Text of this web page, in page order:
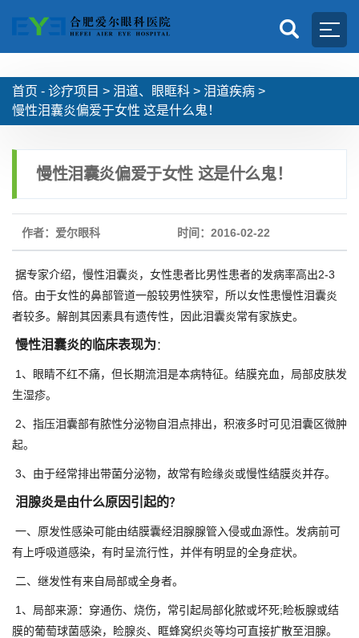
首页 - 诊疗项目 > 泪道、眼眶科 > 泪道疾病 >
慢性泪囊炎偏爱于女性 这是什么鬼！
慢性泪囊炎偏爱于女性 这是什么鬼！
作者：爱尔眼科 时间：2016-02-22
据专家介绍，慢性泪囊炎，女性患者比男性患者的发病率高出2-3
倍。由于女性的鼻部管道一般较男性狭窄，所以女性患慢性泪囊炎
者较多。解剖其因素具有遗传性，因此泪囊炎常有家族史。
慢性泪囊炎的临床表现为：
1、眼睛不红不痛，但长期流泪是本病特征。结膜充血，局部皮肤发
生湿疹。
2、指压泪囊部有脓性分泌物自泪点排出，积液多时可见泪囊区微肿
起。
3、由于经常排出带菌分泌物，故常有睑缘炎或慢性结膜炎并存。
泪腺炎是由什么原因引起的？
一、原发性感染可能由结膜囊经泪腺腺管入侵或血源性。发病前可
有上呼吸道感染，有时呈流行性，并伴有明显的全身症状。
二、继发性有来自局部或全身者。
1、局部来源：穿通伤、烧伤，常引起局部化脓或坏死;睑板腺或结
膜的葡萄球菌感染，睑腺炎、眶蜂窝织炎等均可直接扩散至泪腺。